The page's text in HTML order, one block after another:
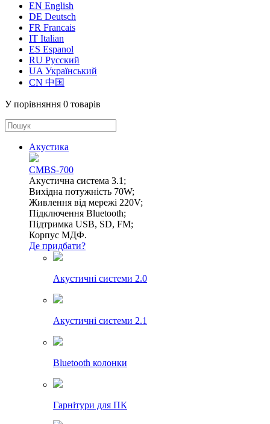
EN English
DE Deutsch
FR Francais
IT Italian
ES Espanol
RU Русский
UA Український
CN 中国
У порівняння 0 товарів
Акустика
CMBS-700
Акустична система 3.1;
Вихідна потужність 70W;
Живлення від мережі 220V;
Підключення Bluetooth;
Підтримка USB, SD, FM;
Корпус МДФ.
Де придбати?
Акустичні системи 2.0
Акустичні системи 2.1
Bluetooth колонки
Гарнітури для ПК